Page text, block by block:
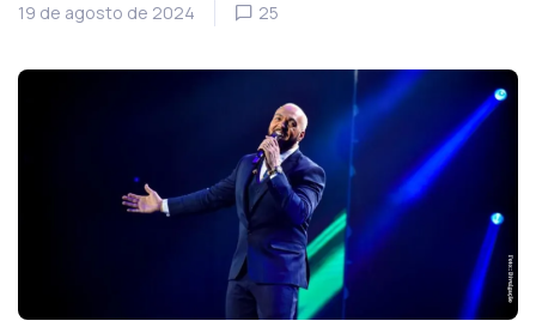
19 de agosto de 2024 25